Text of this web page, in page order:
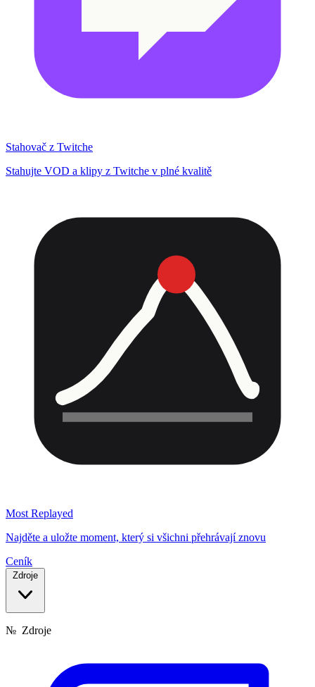
Stahovač z Twitche
Stahujte VOD a klipy z Twitche v plné kvalitě
Most Replayed
Najděte a uložte moment, který si všichni přehrávají znovu
Ceník
Zdroje
№ Zdroje